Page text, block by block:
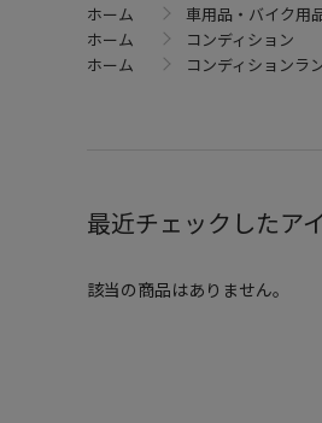
ホーム 車用品・バイク用
ホーム
コンディション
ホーム
コンディションラ
最近チェックしたア
該当の商品はありません。